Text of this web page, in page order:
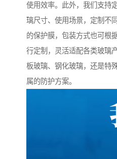
使用效率。此外，我们支持
璃尺寸、使用场景，定制不
的保护膜，包装方式也可根
行定制，灵活适配各类玻璃
板玻璃、钢化玻璃，还是特
属的防护方案。